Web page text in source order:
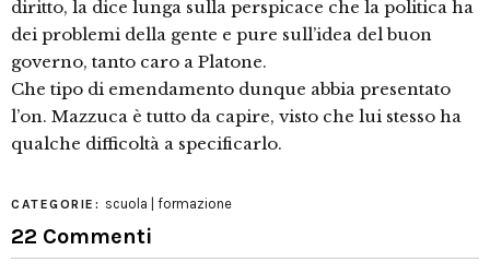
diritto, la dice lunga sulla perspicace che la politica ha
dei problemi della gente e pure sull’idea del buon
governo, tanto caro a Platone.
Che tipo di emendamento dunque abbia presentato
l’on. Mazzuca è tutto da capire, visto che lui stesso ha
qualche difficoltà a specificarlo.
CATEGORIE: scuola | formazione
22 Commenti